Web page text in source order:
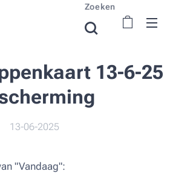
Zoeken
13-6-25
13-06-2025
"Vandaag":